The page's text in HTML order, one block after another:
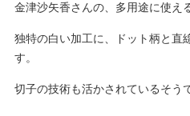
金津沙矢香さんの、多用途に使え
独特の白い加工に、ドット柄と直
す。
切子の技術も活かされているそう